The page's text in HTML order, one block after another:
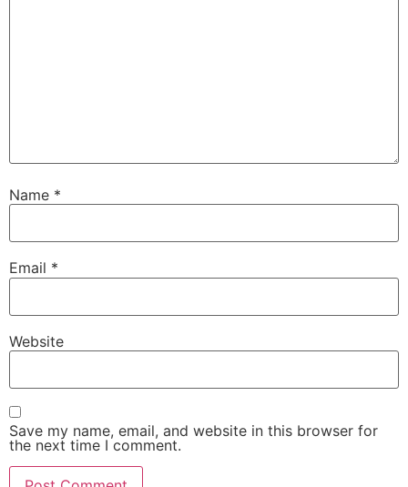
Name *
Email *
Website
Save my name, email, and website in this browser for
the next time I comment.